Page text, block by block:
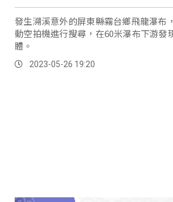
發生溯溪意外的屏東縣霧台鄉飛龍瀑布
動空拍機進行搜尋，在60米瀑布下游發
體。
2023-05-26 19:20